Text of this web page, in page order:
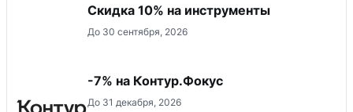
Скидка 10% на инструменты
До 30 сентября, 2026
-7% на Контур.Фокус
До 31 декабря, 2026